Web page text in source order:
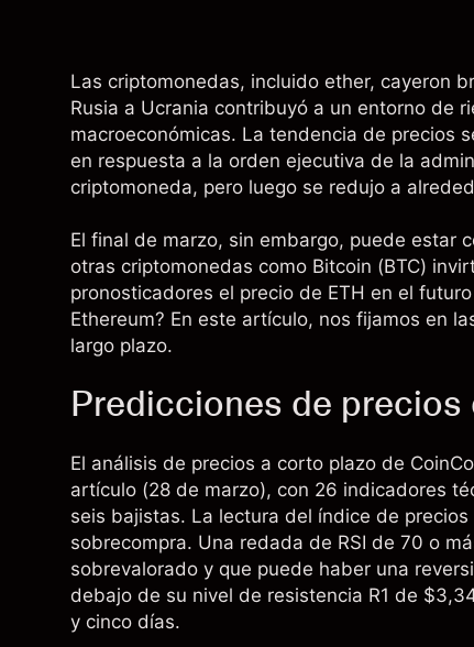
Las criptomonedas, incluido ether, cayeron
Rusia a Ucrania contribuyó a un entorno de
macroeconómicas. La tendencia de precios
en respuesta a la orden ejecutiva de la
criptomoneda, pero luego se redujo a
El final de marzo, sin embargo, puede estar
otras criptomonedas como Bitcoin (BTC)
pronosticadores el precio de ETH en el
Ethereum? En este artículo, nos fijamos en
largo plazo.
Predicciones de precios
El análisis de precios a corto plazo de
artículo (28 de marzo), con 26 indicadores
seis bajistas. La lectura del índice de
sobrecompra. Una redada de RSI de 70 o
sobrevalorado y que puede haber una
debajo de su nivel de resistencia R1 de
y cinco días.